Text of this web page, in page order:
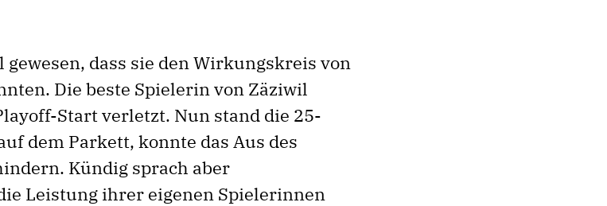
dass sie den Wirkungskreis von
Die beste Spielerin von Zäziwil
Start verletzt. Nun stand die 25-
dem Parkett, konnte das Aus des
Kündig sprach aber
Leistung ihrer eigenen Spielerinnen